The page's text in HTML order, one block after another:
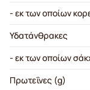
- εκ των οποίων
Υδατάνθρακες
- εκ των οποίων
Πρωτεΐνες (g)